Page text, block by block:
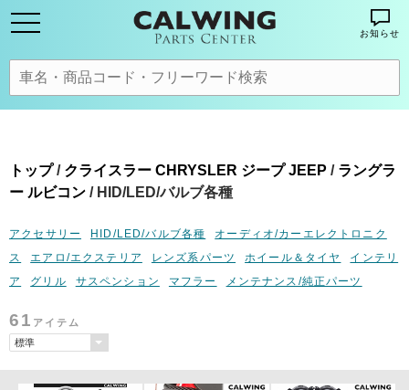
お知らせ
トップ/ クライスラー CHRYSLER ジープ JEEP / ラングラ
ー ルビコン / HID/LED/バルブ各種
アクセサリー HID/LED/バルブ各種
オーディオ/カーエレクトロニク
ス
エアロ/エクステリア レンズ系パーツ ホイール＆タイヤ
インテリ
ア
グリル サスペンション マフラー メンテナンス/純正パーツ
61 アイテム